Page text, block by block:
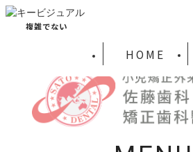
複雑でない
HOME